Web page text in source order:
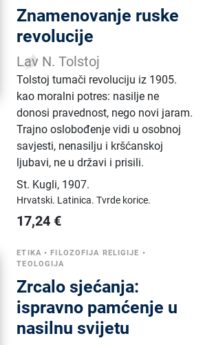
Znamenovanje ruske
revolucije
Lav N. Tolstoj
Tolstoj tumači revoluciju iz 1905.
kao moralni potres: nasilje ne
donosi pravednost, nego novi jaram.
Trajno oslobođenje vidi u osobnoj
savjesti, nenasilju i kršćanskoj
ljubavi, ne u državi i prisili.
St. Kugli, 1907.
Hrvatski. Latinica.Tvrde korice.
17,24 €
ETIKA •FILOZOFIJA RELIGIJE •
TEOLOGIJA
Zrcalo sjećanja:
ispravno pamćenje u
nasilnu svijetu